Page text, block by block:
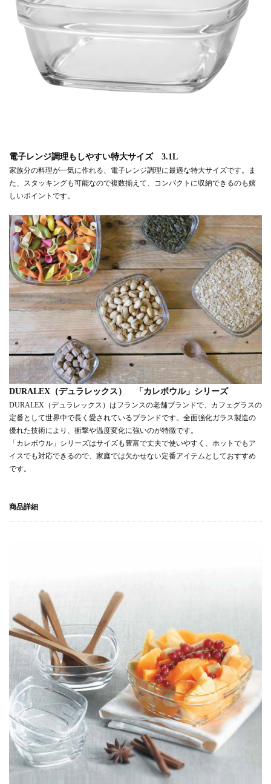
電子レンジ調理もしやすい特大サイズ 3.1L
家族分の料理が一気に作れる、電子レンジ調理に最適な特大サイズです。ま
た、スタッキングも可能なので複数揃えて、コンパクトに収納できるのも嬉
しいポイントです。
DURALEX（デュラレックス） 「カレボウル」シリーズ
DURALEX（デュラレックス）はフランスの老舗ブランドで、カフェグラスの
定番として世界中で長く愛されているブランドです。全面強化ガラス製造の
優れた技術により、衝撃や温度変化に強いのが特徴です。
「カレボウル」シリーズはサイズも豊富で丈夫で使いやすく、ホットでもア
イスでも対応できるので、家庭では欠かせない定番アイテムとしておすすめ
です。
商品詳細